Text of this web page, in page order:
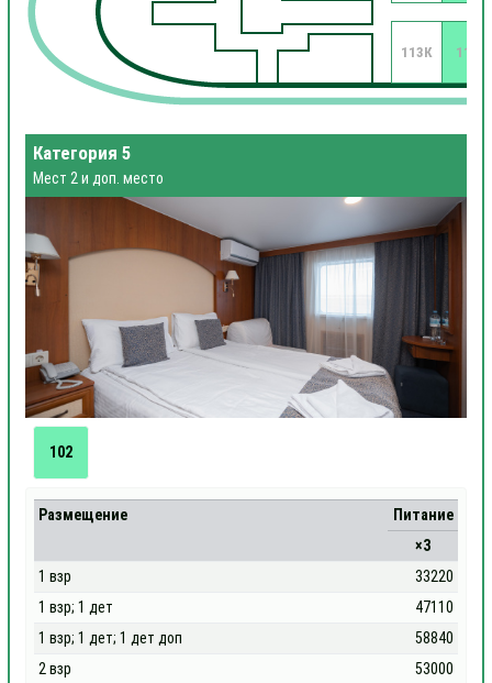
111
113К
Категория 5
Мест 2 и доп. место
102
Размещение
Питание
×3
1 взр
33220
1 взр; 1 дет
47110
1 взр; 1 дет; 1 дет доп
58840
2 взр
53000